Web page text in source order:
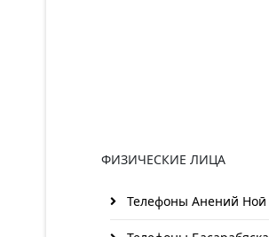
ФИЗИЧЕСКИЕ ЛИЦА
Телефоны Анений Ноӣ